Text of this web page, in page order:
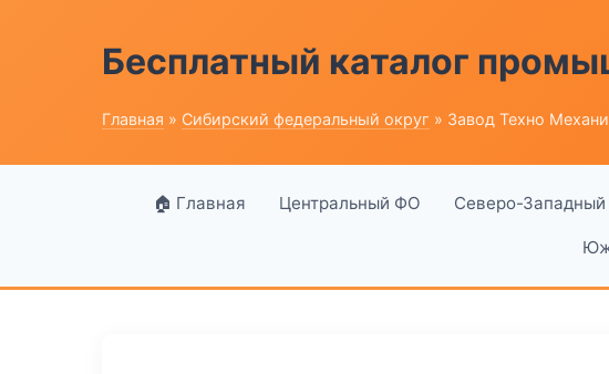
Бесплатный каталог
Главная » Сибирский федеральный округ » Завод Техно
🏠 Главная Центральный ФО Северо-